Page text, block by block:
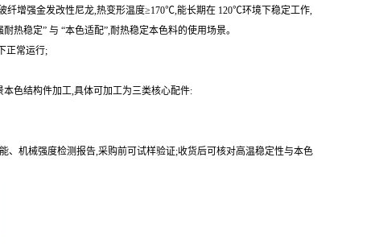
纤增强金发改性尼龙,热变形温度≥170℃,能长期在 120℃环境下稳定工作,
热稳定” 与 “本色适配”,耐热稳定本色料的使用场景。
正常运行;
色结构件加工,具体可加工为三类核心配件:
、机械强度检测报告,采购前可试样验证;收货后可核对高温稳定性与本色